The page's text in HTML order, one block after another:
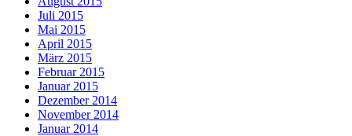
Juli 2015
Mai 2015
April 2015
März 2015
Februar 2015
Januar 2015
Dezember 2014
November 2014
Januar 2014